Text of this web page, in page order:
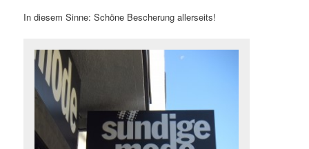
In diesem Sinne: Schöne Bescherung allerseits!